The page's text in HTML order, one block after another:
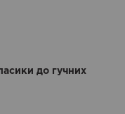
до гучних